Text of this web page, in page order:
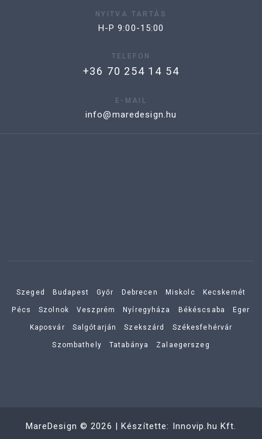
NYITVA TARTÁS
H-P 9:00-15:00
TELEFON
+36 70 254 14 54
E-MAIL
info@maredesign.hu
Szeged Budapest Győr Debrecen Miskolc Kecskemét
Pécs Szolnok Veszprém Nyíregyháza Békéscsaba Eger
Kaposvár Salgótarján Szekszárd Székesfehérvár
Szombathely Tatabánya Zalaegerszeg
MareDesign ©2026 | Készítette: Innovip.hu Kft.